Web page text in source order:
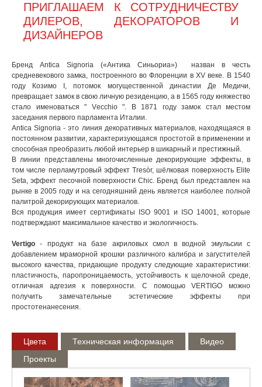
ПРИГЛАШАЕМ К СОТРУДНИЧЕСТВУ
ДИЛЕРОВ, ДЕКОРАТОРОВ И
ДИЗАЙНЕРОВ
Бренд Antica Signoria («Антика Синьориа») назван в честь
средневекового замка, построенного во Флоренции в XV веке. В 1540
году Козимо I, потомок могущественной династии Де Медичи,
превращает замок в свою личную резиденцию, а в 1565 году княжество
стало именоваться " Vеcchio ". В 1871 году замок стал местом
заседания первого парламента Италии.
Antica Signoria - это линия декоративных материалов, находящаяся в
постоянном развитии, характеризующаяся простотой в применении и
способная преобразить любой интерьер в шикарный и престижный.
В линии представлены многочисленные декорирующие эффекты, в
том числе перламутровый эффект Tresòr, шёлковая поверхность Elite
Seta, эффект песочной поверхности Chic. Бренд был представлен на
рынке в 2005 году и на сегодняшний день является наиболее полной
палитрой декорирующих материалов.
Вся продукция имеет сертификаты ISO 9001 и ISO 14001, которые
подтверждают максимальное качество и экологичность.
Vertigo - продукт на базе акриловых смол в водной эмульсии с
добавлением мраморной крошки различного калибра и загустителей
высокого качества, придающие продукту следующие характеристики:
пластичность, паропроницаемость, устойчивость к щелочной среде,
отличная адгезия к поверхности. С помощью VERTIGO можно
получить замечательные эстетические эффекты при
простотенанесения.
Цвета Техническая информация
Видео
Проекты